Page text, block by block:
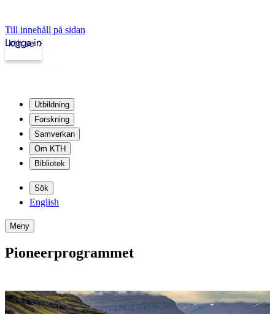
Till innehåll på sidan
kth.se
Logga in
Utbildning
Forskning
Samverkan
Om KTH
Bibliotek
Sök
English
Meny
Pioneerprogrammet